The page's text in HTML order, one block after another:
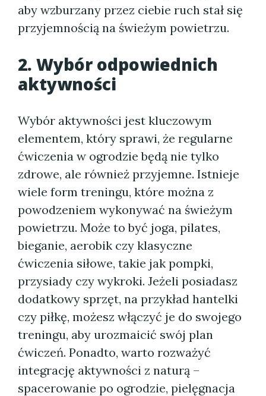
aby wzburzany przez ciebie ruch stał się
przyjemnością na świeżym powietrzu.
2. Wybór odpowiednich
aktywności
Wybór aktywności jest kluczowym
elementem, który sprawi, że regularne
ćwiczenia w ogrodzie będą nie tylko
zdrowe, ale również przyjemne. Istnieje
wiele form treningu, które można z
powodzeniem wykonywać na świeżym
powietrzu. Może to być joga, pilates,
bieganie, aerobik czy klasyczne
ćwiczenia siłowe, takie jak pompki,
przysiady czy wykroki. Jeżeli posiadasz
dodatkowy sprzęt, na przykład hantelki
czy piłkę, możesz włączyć je do swojego
treningu, aby urozmaicić swój plan
ćwiczeń. Ponadto, warto rozważyć
integrację aktywności z naturą –
spacerowanie po ogrodzie, pielęgnacja